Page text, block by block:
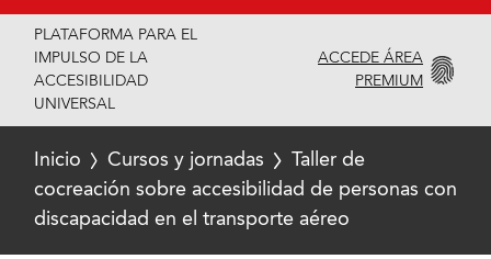
PLATAFORMA PARA EL
IMPULSO DE LA
ACCESIBILIDAD
UNIVERSAL
ACCEDE ÁREA
PREMIUM
Inicio Cursos y jornadas
Taller de
cocreación sobre accesibilidad de personas con
discapacidad en el transporte aéreo